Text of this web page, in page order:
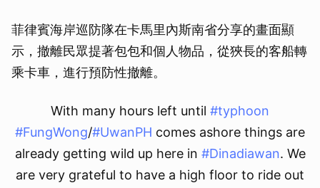
菲律賓海岸巡防隊在卡馬里內斯南省分享的畫面顯
示，撤離民眾提著包包和個人物品，從狹長的客船轉
乘卡車，進行預防性撤離。
With many hours left until #typhoon
#FungWong/#UwanPH comes ashore things are
already getting wild up here in #Dinadiawan. We
are very grateful to have a high floor to ride out